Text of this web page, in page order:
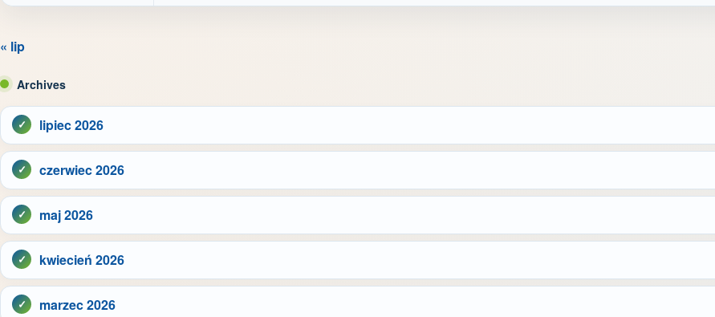
« lip
Archives
lipiec 2026
czerwiec 2026
maj 2026
kwiecień 2026
marzec 2026